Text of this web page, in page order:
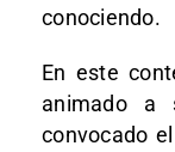
conociendo.
En este
animado a
convocado